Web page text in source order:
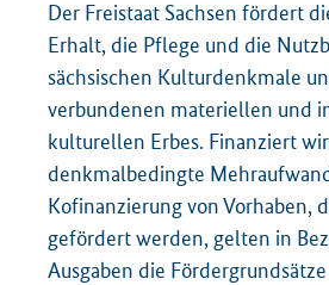
Der Freistaat Sachsen fördert
Erhalt, die Pflege und die
sächsischen Kulturdenkmale
verbundenen materiellen und
kulturellen Erbes. Finanziert
denkmalbedingte
Kofinanzierung von Vorhaben,
gefördert werden, gelten in
Ausgaben die